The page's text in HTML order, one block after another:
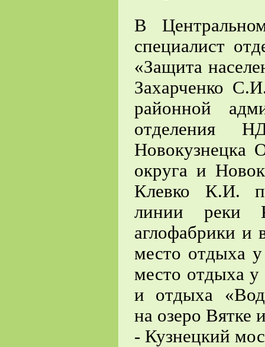
В
специалист
«Защита
Захарченко
районной
отделения
Новокузнецка
округа и
Клевко К.И.
линии реки
аглофабрики и
место отдыха
место отдыха
и отдыха
на озеро Вятке
- Кузнецкий